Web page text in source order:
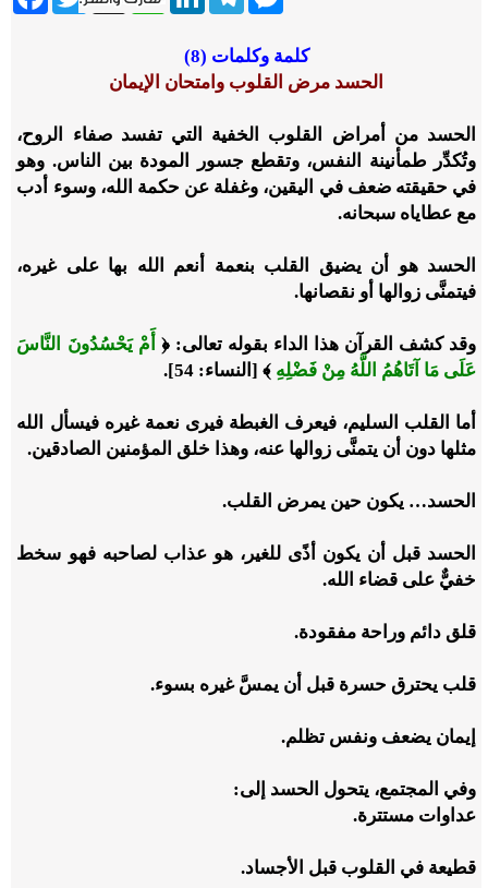
كلمة وكلمات (8)
الحسد مرض القلوب وامتحان الإيمان
الحسد من أمراض القلوب الخفية التي تفسد صفاء الروح،
وتُكدِّر طمأنينة النفس، وتقطع جسور المودة بين الناس. وهو
في حقيقته ضعف في اليقين، وغفلة عن حكمة الله، وسوء أدب
مع عطاياه سبحانه.
الحسد هو أن يضيق القلب بنعمة أنعم الله بها على غيره،
فيتمنَّى زوالها أو نقصانها.
وقد كشف القرآن هذا الداء بقوله تعالى: ﴿ أَمْ يَحْسُدُونَ النَّاسَ
عَلَى مَا آتَاهُمُ اللَّهُ مِنْ فَضْلِهِ ﴾ [النساء: 54].
أما القلب السليم، فيعرف الغبطة فيرى نعمة غيره فيسأل الله
مثلها دون أن يتمنَّى زوالها عنه، وهذا خلق المؤمنين الصادقين.
الحسد… يكون حين يمرض القلب.
الحسد قبل أن يكون أذًى للغير، هو عذاب لصاحبه فهو سخط
خفيٌّ على قضاء الله.
قلق دائم وراحة مفقودة.
قلب يحترق حسرة قبل أن يمسَّ غيره بسوء.
إيمان يضعف ونفس تظلم.
وفي المجتمع، يتحول الحسد إلى:
عداوات مستترة.
قطيعة في القلوب قبل الأجساد.